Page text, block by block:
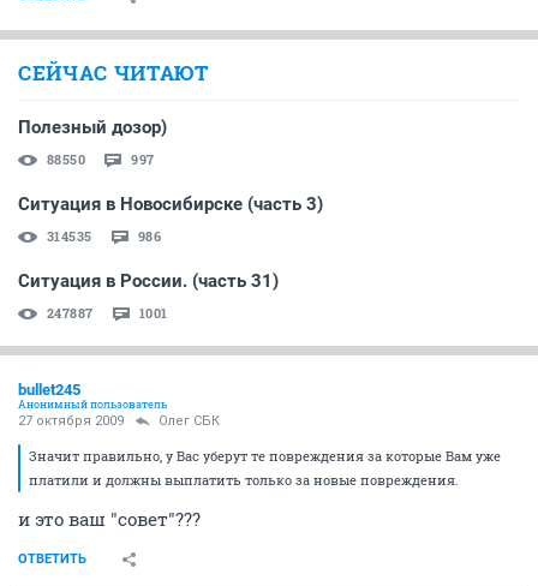
СЕЙЧАС ЧИТАЮТ
Полезный дозор)
88550 997
Ситуация в Новосибирске (часть 3)
314535 986
Ситуация в России. (часть 31)
247887 1001
bullet245
Анонимный пользователь
27 октября 2009 Олег СБК
Значит правильно, у Вас уберут те повреждения за которые Вам уже
платили и должны выплатить только за новые повреждения.
и это ваш "совет"???
ОТВЕТИТЬ